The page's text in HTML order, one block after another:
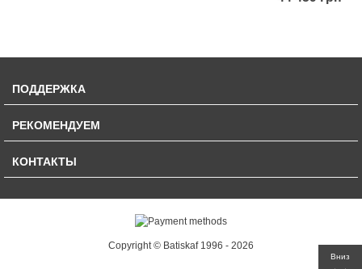
Вниз
ПОДДЕРЖКА
РЕКОМЕНДУЕМ
КОНТАКТЫ
Copyright © Batiskaf 1996 - 2026